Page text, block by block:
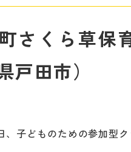
さくら草保
戸田市）
、子どものための参加型